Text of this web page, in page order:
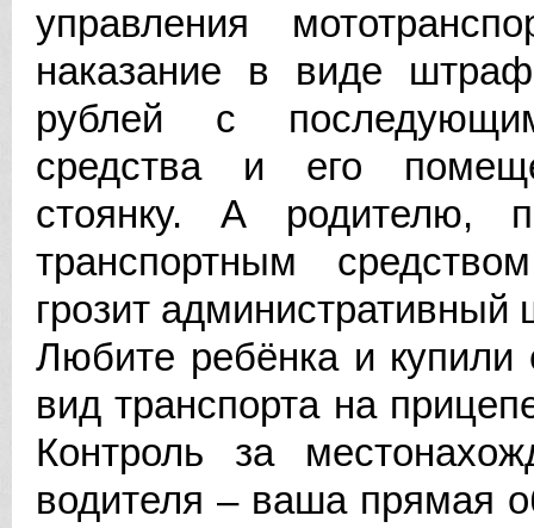
управления
наказание в виде
рублей с
средства и его
стоянку. А родителю,
транспортным
грозит
Любите ребёнка и купили
вид транспорта на
Контроль за
водителя – ваша прямая